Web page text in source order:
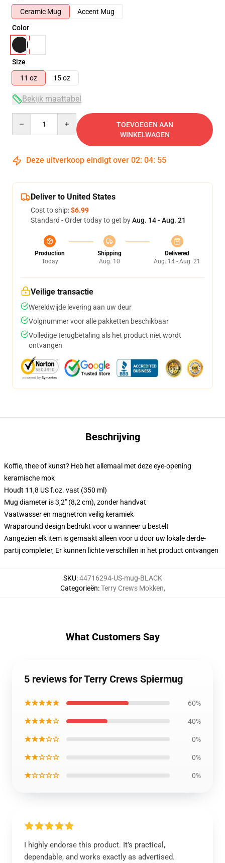
Ceramic Mug
Accent Mug
Color
Size
11 oz
15 oz
Bekijk maattabel
TOEVOEGEN AAN
WINKELWAGEN
Deze uitverkoop eindigt over 02: 04: 54
Deliver to United States
Cost to ship:$6.99
Standard - Order today to get byAug. 14 - Aug. 21
Production
Today
Shipping
Aug. 10
Delivered
Aug. 14 - Aug. 21
Veilige transactie
Wereldwijde levering aan uw deur
Volgnummer voor alle pakketten beschikbaar
Volledige terugbetaling als het product niet wordt
ontvangen
Beschrijving
Koffie, thee of kunst? Heb het allemaal met deze eye-opening
keramische mok
Houdt 11,8 US f.oz. vast (350 ml)
Mug diameter is 3,2" (8,2 cm), zonder handvat
Vaatwasser en magnetron veilig keramiek
Wraparound design bedrukt voor u wanneer u bestelt
Aangezien elk item is gemaakt alleen voor u door uw lokale derde-
partij completer, Er kunnen lichte verschillen in het product ontvangen
SKU:44716294-US-mug-BLACK
Categorieën:Terry Crews Mokken,
What Customers Say
5 reviews for Terry Crews Spiermug
★★★★★ 60%
★★★★☆ 40%
★★★☆☆ 0%
★★☆☆☆ 0%
★☆☆☆☆ 0%
I highly endorse this product. It’s practical,
dependable, and works exactly as advertised.